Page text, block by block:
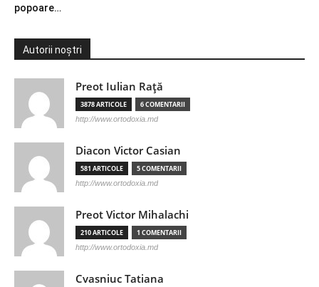
popoare…
Autorii noștri
Preot Iulian Raţă
3878 ARTICOLE 6 COMENTARII
http://www.ortodoxia.md
Diacon Victor Casian
581 ARTICOLE 5 COMENTARII
http://www.ortodoxia.md
Preot Victor Mihalachi
210 ARTICOLE 1 COMENTARII
http://www.ortodoxia.md
Cvasniuc Tatiana